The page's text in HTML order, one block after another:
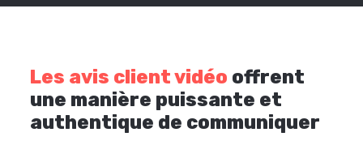
Les avis client vidéo offrent
une manière puissante et
authentique de communiquer